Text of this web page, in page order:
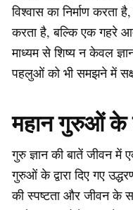
विश्वास का निर्माण
करता है, बल्कि एक गहरे
माध्यम से शिष्य न केवल
पहलुओं को भी समझने में
महान गुरुओं के
गुरु ज्ञान की बातें जीवन में
गुरुओं के द्वारा दिए गए
की स्पष्टता और जीवन के